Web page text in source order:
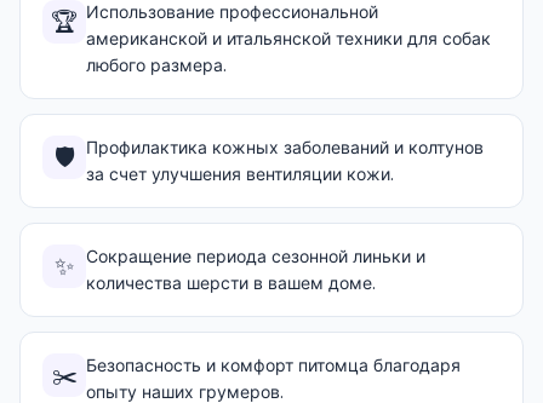
🏆 Использование профессиональной
американской и итальянской техники для собак
любого размера.
🛡️
Профилактика кожных заболеваний и колтунов
за счет улучшения вентиляции кожи.
✨ Сокращение периода сезонной линьки и
количества шерсти в вашем доме.
✂️ Безопасность и комфорт питомца благодаря
опыту наших грумеров.